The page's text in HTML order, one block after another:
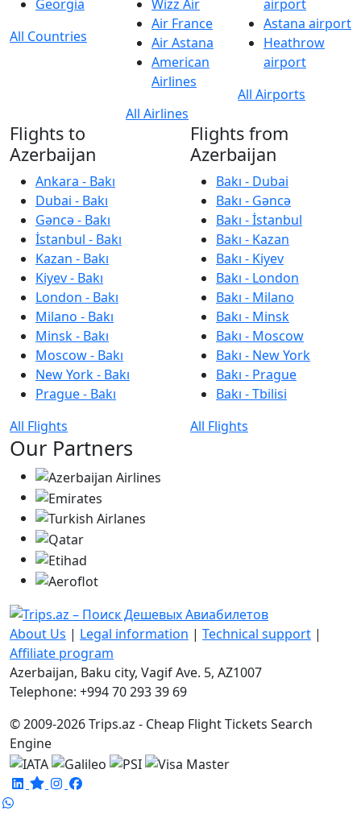
Georgia
All Countries
Wizz Air
Air France
Air Astana
American
Airlines
All Airlines
airport
Astana airport
Heathrow
airport
All Airports
Flights to
Azerbaijan
Ankara - Bakı
Dubai - Bakı
Gəncə - Bakı
İstanbul - Bakı
Kazan - Bakı
Kiyev - Bakı
London - Bakı
Milano - Bakı
Minsk - Bakı
Moscow - Bakı
New York - Bakı
Prague - Bakı
All Flights
Flights from
Azerbaijan
Bakı - Dubai
Bakı - Gəncə
Bakı - İstanbul
Bakı - Kazan
Bakı - Kiyev
Bakı - London
Bakı - Milano
Bakı - Minsk
Bakı - Moscow
Bakı - New York
Bakı - Prague
Bakı - Tbilisi
All Flights
Our Partners
About Us | Legal information | Technical support |
Affiliate program
Azerbaijan, Baku city, Vagif Ave. 5, AZ1007
Telephone: +994 70 293 39 69
© 2009-2026 Trips.az - Cheap Flight Tickets Search
Engine